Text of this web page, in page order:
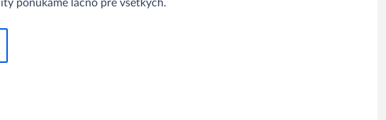
ponúkame lacno pre všetkých.